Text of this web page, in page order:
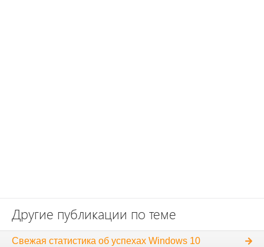
Другие публикации по теме
Свежая статистика об успехах Windows 10